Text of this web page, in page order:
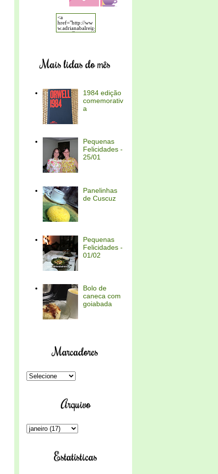
Mais lidas do mês
1984 edição
comemorativ
a
Pequenas
Felicidades -
25/01
Panelinhas
de Cuscuz
Pequenas
Felicidades -
01/02
Bolo de
caneca com
goiabada
Marcadores
Arquivo
Estatísticas